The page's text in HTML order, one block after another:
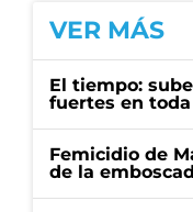
VER MÁS
El tiempo:
fuertes en
Femicidio de
de la